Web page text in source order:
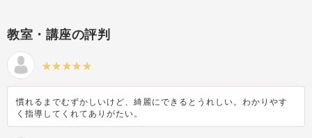
教室・講座の評判
慣れるまでむずかしいけど、綺麗にできるとうれしい。わかりやす
く指導してくれてありがたい。